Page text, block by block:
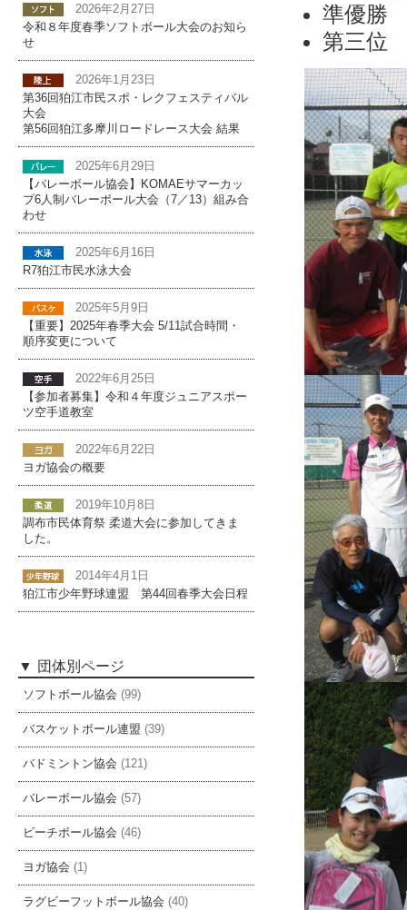
準優勝
第三位
2026年2月27日
令和８年度春季ソフトボール大会のお知ら
せ
2026年1月23日
第36回狛江市民スポ・レクフェスティバル
大会
第56回狛江多摩川ロードレース大会 結果
2025年6月29日
【バレーボール協会】KOMAEサマーカッ
プ6人制バレーボール大会（7／13）組み合
わせ
2025年6月16日
R7狛江市民水泳大会
2025年5月9日
【重要】2025年春季大会 5/11試合時間・
順序変更について
2022年6月25日
【参加者募集】令和４年度ジュニアスポー
ツ空手道教室
2022年6月22日
ヨガ協会の概要
2019年10月8日
調布市民体育祭 柔道大会に参加してきま
した。
2014年4月1日
狛江市少年野球連盟 第44回春季大会日程
団体別ページ
ソフトボール協会 (99)
バスケットボール連盟 (39)
バドミントン協会 (121)
バレーボール協会 (57)
ビーチボール協会 (46)
ヨガ協会 (1)
ラグビーフットボール協会 (40)